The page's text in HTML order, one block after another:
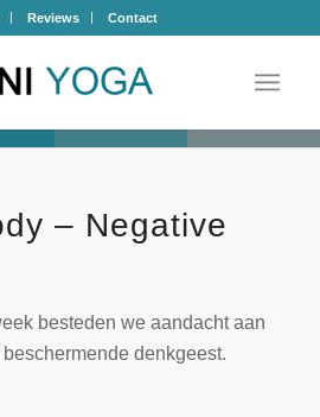
Reviews Contact
– Negative
besteden we aandacht aan
denkgeest.